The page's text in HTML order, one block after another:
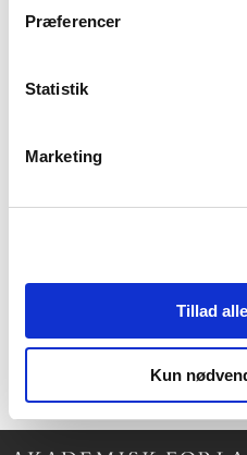
Præferencer
Statistik
Marketing
Tillad
Kun
Anvisning 143: Regulering og